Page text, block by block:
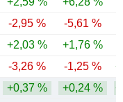
-2,95 % -5,61 %
+2,03 % +1,76 %
-3,26 % -1,25 %
+0,37 % +0,24 %